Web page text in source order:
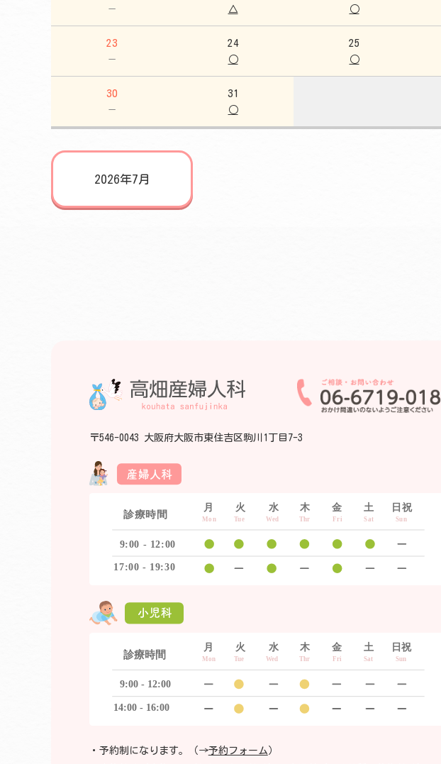
－ △ ○
23
－
24
○
25
○
30
－
31
○
2026年7月
〒546-0043 大阪府大阪市東住吉区駒川1丁目7-3
予約制になります。（→予約フォーム ）